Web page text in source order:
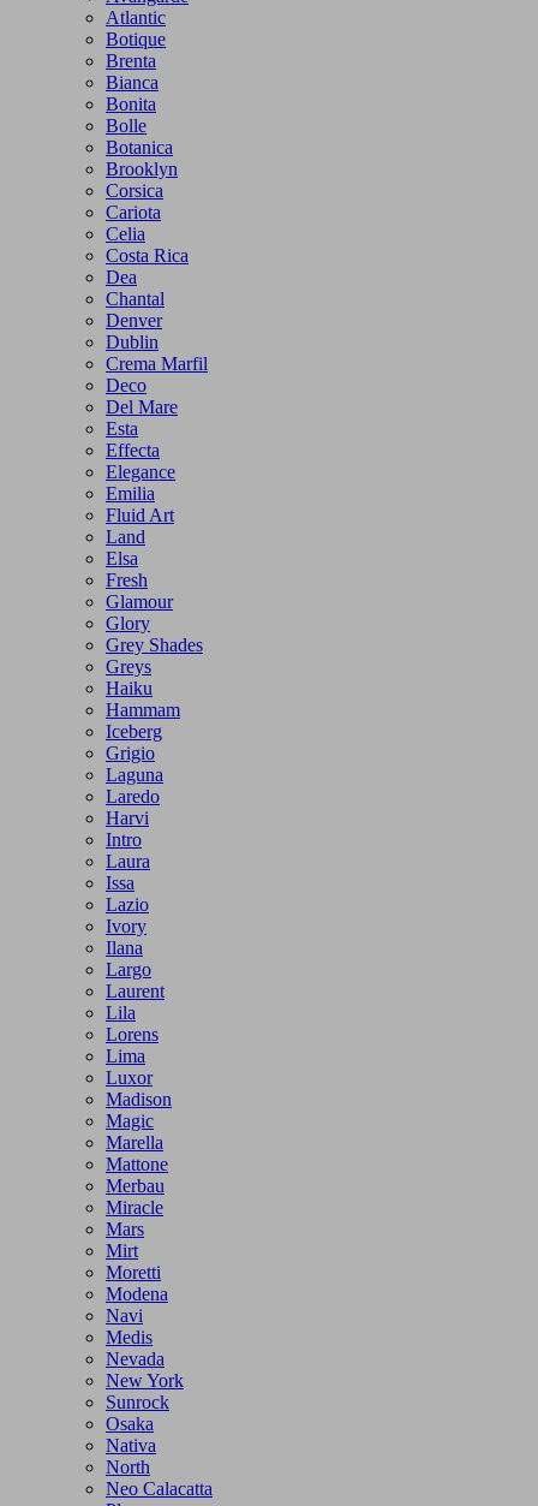
Atlantic
Botique
Brenta
Bianca
Bonita
Bolle
Botanica
Brooklyn
Corsica
Cariota
Celia
Costa Rica
Dea
Chantal
Denver
Dublin
Crema Marfil
Deco
Del Mare
Esta
Effecta
Elegance
Emilia
Fluid Art
Land
Elsa
Fresh
Glamour
Glory
Grey Shades
Greys
Haiku
Hammam
Iceberg
Grigio
Laguna
Laredo
Harvi
Intro
Laura
Issa
Lazio
Ivory
Ilana
Largo
Laurent
Lila
Lorens
Lima
Luxor
Madison
Magic
Marella
Mattone
Merbau
Miracle
Mars
Mirt
Moretti
Modena
Navi
Medis
Nevada
New York
Sunrock
Osaka
Nativa
North
Neo Calacatta